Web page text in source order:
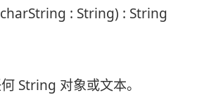
: String) : String
String 对象或文本。